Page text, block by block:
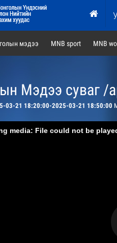
мэдээ MNB sport MNB
Мэдээ суваг /
03-21 18:20:00-2025-03-21 18:50:00
media: File could not be